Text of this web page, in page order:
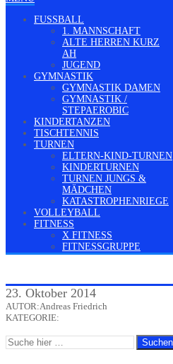
FUSSBALL
1. MANNSCHAFT
ALTE HERREN KURZ
AH
JUGEND
GYMNASTIK
GYMNASTIK DAMEN
GYMNASTIK /
STEPAEROBIC
KINDERTANZEN
TISCHTENNIS
TURNEN
ELTERN-KIND-TURNEN
KINDERTURNEN
TURNEN JUNGS &
MÄDCHEN
KATASTROPHENRIEGE
VOLLEYBALL
FITNESS
X FITNESS
FITNESSGRUPPE
23. Oktober 2014
AUTOR:Andreas Friedrich
KATEGORIE: